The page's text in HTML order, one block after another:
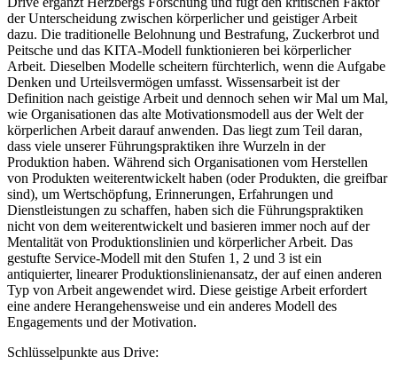
der Unterscheidung zwischen körperlicher und geistiger Arbeit
dazu. Die traditionelle Belohnung und Bestrafung, Zuckerbrot und
Peitsche und das KITA-Modell funktionieren bei körperlicher
Arbeit. Dieselben Modelle scheitern fürchterlich, wenn die Aufgabe
Denken und Urteilsvermögen umfasst. Wissensarbeit ist der
Definition nach geistige Arbeit und dennoch sehen wir Mal um Mal,
wie Organisationen das alte Motivationsmodell aus der Welt der
körperlichen Arbeit darauf anwenden. Das liegt zum Teil daran,
dass viele unserer Führungspraktiken ihre Wurzeln in der
Produktion haben. Während sich Organisationen vom Herstellen
von Produkten weiterentwickelt haben (oder Produkten, die greifbar
sind), um Wertschöpfung, Erinnerungen, Erfahrungen und
Dienstleistungen zu schaffen, haben sich die Führungspraktiken
nicht von dem weiterentwickelt und basieren immer noch auf der
Mentalität von Produktionslinien und körperlicher Arbeit. Das
gestufte Service-Modell mit den Stufen 1, 2 und 3 ist ein
antiquierter, linearer Produktionslinienansatz, der auf einen anderen
Typ von Arbeit angewendet wird. Diese geistige Arbeit erfordert
eine andere Herangehensweise und ein anderes Modell des
Engagements und der Motivation.
Schlüsselpunkte aus Drive: